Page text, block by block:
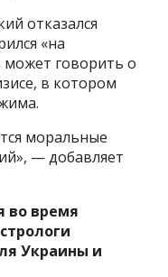
отказался
«на
может говорить о
в котором
моральные
— добавляет
во время
Украины и